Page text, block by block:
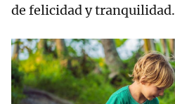
de felicidad y tranquilidad.